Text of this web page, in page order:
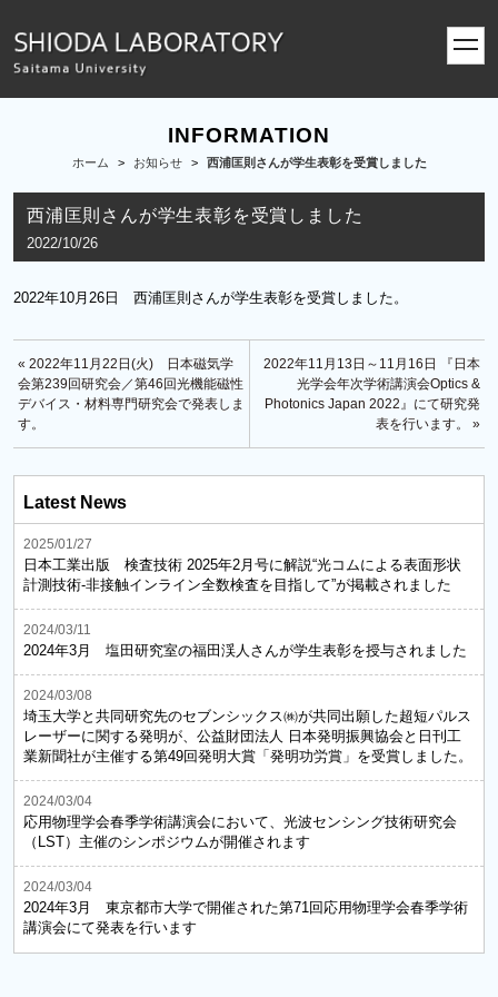
toggle
INFORMATION
ホーム > お知らせ > 西浦匡則さんが学生表彰を受賞しました
西浦匡則さんが学生表彰を受賞しました
2022/10/26
2022年10月26日 西浦匡則さんが学生表彰を受賞しました。
2022年11月13日～11月16日 『日本
光学会年次学術講演会Optics &
Photonics Japan 2022』にて研究発
表を行います。 »
« 2022年11月22日(火) 日本磁気学
会第239回研究会／第46回光機能磁性
デバイス・材料専門研究会で発表しま
す。
Latest News
2025/01/27
日本工業出版 検査技術 2025年2月号に解説“光コムによる表面形状
計測技術-非接触インライン全数検査を目指して”が掲載されました
2024/03/11
2024年3月 塩田研究室の福田渓人さんが学生表彰を授与されました
2024/03/08
埼玉大学と共同研究先のセブンシックス㈱が共同出願した超短パルス
レーザーに関する発明が、公益財団法人 日本発明振興協会と日刊工
業新聞社が主催する第49回発明大賞「発明功労賞」を受賞しました。
2024/03/04
応用物理学会春季学術講演会において、光波センシング技術研究会
（LST）主催のシンポジウムが開催されます
2024/03/04
2024年3月 東京都市大学で開催された第71回応用物理学会春季学術
講演会にて発表を行います